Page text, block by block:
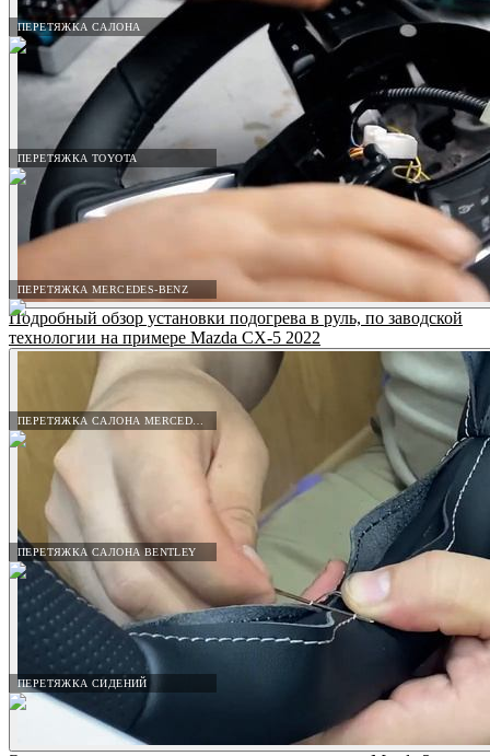
ПЕРЕТЯЖКА САЛОНА
ПЕРЕТЯЖКА TOYOTA
ПЕРЕТЯЖКА MERCEDES-BENZ
ПЕРЕТЯЖКА САЛОНА BENTLEY
ПЕРЕТЯЖКА СИДЕНИЙ
Подробный обзор установки подогрева в руль, по заводской
технологии на примере Mazda CX-5 2022